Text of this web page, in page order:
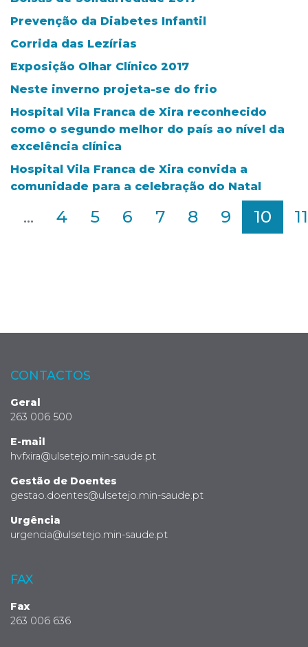
Prevenção da Diabetes Infantil
Corrida das Lezírias
Exposição Olhar Clínico 2017
Neste inverno projeta-se do frio
Hospital Vila Franca de Xira reconhecido
como o segundo melhor do país ao nível da
excelência clínica
Hospital Vila Franca de Xira convida a
comunidade para a celebração do Natal
... 4 5 6 7 8 9 10 11
CONTACTOS
Geral
263 006 500
E-mail
hvfxira@ulsetejo.min-saude.pt
Gestão de Doentes
gestao.doentes@ulsetejo.min-saude.pt
Urgência
urgencia@ulsetejo.min-saude.pt
FAX
Fax
263 006 636